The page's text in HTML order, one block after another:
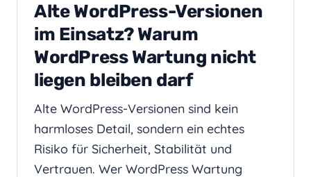
Alte WordPress-Versionen
im Einsatz? Warum
WordPress Wartung nicht
liegen bleiben darf
Alte WordPress-Versionen sind kein
harmloses Detail, sondern ein echtes
Risiko für Sicherheit, Stabilität und
Vertrauen. Wer WordPress Wartung